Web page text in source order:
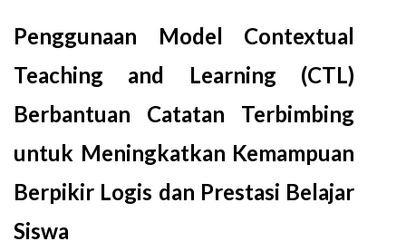
Penggunaan Model Contextual
Teaching and Learning (CTL)
Berbantuan Catatan Terbimbing
untuk Meningkatkan Kemampuan
Berpikir Logis dan Prestasi Belajar
Siswa